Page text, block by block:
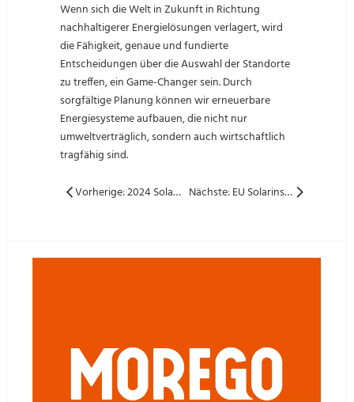
Wenn sich die Welt in Zukunft in Richtung
nachhaltigerer Energielösungen verlagert, wird
die Fähigkeit, genaue und fundierte
Entscheidungen über die Auswahl der Standorte
zu treffen, ein Game-Changer sein. Durch
sorgfältige Planung können wir erneuerbare
Energiesysteme aufbauen, die nicht nur
umweltverträglich, sondern auch wirtschaftlich
tragfähig sind.
Vorherige: 2024 Solarindustrie Review und Ausblick: Trends, Innovationen und Wachstumsprognosen Nächste: EU Solarinstallationen erreichten 65,5 GW im Jahr 2024: Eine umfassende Analyse